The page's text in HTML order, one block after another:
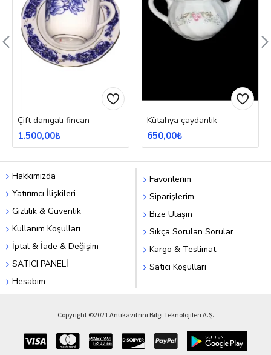
Çift damgalı fincan
1.500,00₺
Kütahya çaydanlık
650,00₺
Hakkımızda
Yatırımcı İlişkileri
Gizlilik & Güvenlik
Kullanım Koşulları
İptal & İade & Değişim
SATICI PANELİ
Hesabım
Favorilerim
Siparişlerim
Bize Ulaşın
Sıkça Sorulan Sorular
Kargo & Teslimat
Satıcı Koşulları
Copyright ©2021 Antikavitrini Bilgi Teknolojileri A.Ş.